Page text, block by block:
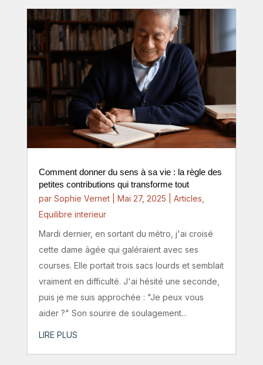
Comment donner du sens à sa vie : la règle des
petites contributions qui transforme tout
par Sophie Vernet| Mai 27, 2025 Articles
Equilibre interieur
Mardi dernier, en sortant du métro, j'ai croisé
cette dame âgée qui galéraient avec ses
courses. Elle portait trois sacs lourds et semblait
vraiment en difficulté. J'ai hésité une seconde,
puis je me suis approchée : "Je peux vous
aider ?" Son sourire de soulagement...
LIRE PLUS